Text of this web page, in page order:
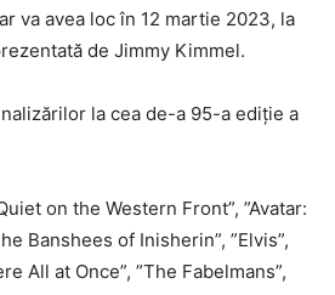
va avea loc în 12 martie 2023, la
de Jimmy Kimmel.
la cea de-a 95-a ediţie a
on the Western Front”, ”Avatar:
Banshees of Inisherin”, ”Elvis”,
All at Once”, ”The Fabelmans”,